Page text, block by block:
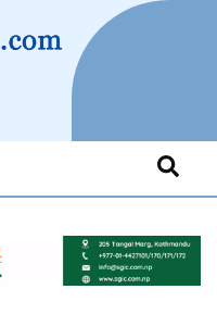
Interview, Opinions,
Media, Sports, Youth, Model